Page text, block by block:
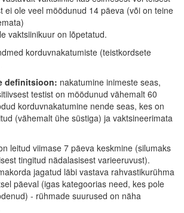
ei ole veel möödunud 14 päeva (või on teine
vaktsiinikuur on lõpetatud.
korduvnakatumiste (teistkordsete
definitsioon: nakatumine inimeste seas,
testist on möödunud vähemalt 60
korduvnakatumine nende seas, kes on
(vähemalt ühe süstiga) ja vaktsineerimata
leitud viimase 7 päeva keskmine (silumaks
tingitud nädalasisest varieeruvust).
jagatud läbi vastava rahvastikurühma
päeval (igas kategoorias need, kes pole
- rühmade suurused on näha